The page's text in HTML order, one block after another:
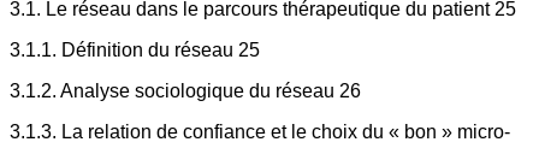
3.1. Le réseau dans le parcours thérapeutique du patient 25
3.1.1. Définition du réseau 25
3.1.2. Analyse sociologique du réseau 26
3.1.3. La relation de confiance et le choix du « bon » micro-